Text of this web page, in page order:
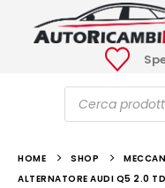
Ricerca
prodotti
HOME SHOP
ALTERNATORE AUDI Q5 2.0